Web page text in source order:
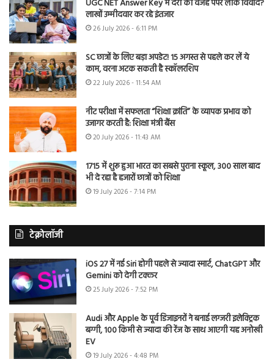
UGC NET Answer Key में देरी की वजह पेपर लीक विवाद?
लाखों उम्मीदवार कर रहे इंतजार
26 July 2026 - 6:11 PM
SC छात्रों के लिए बड़ा अपडेट! 15 अगस्त से पहले कर लें ये
काम, वरना अटक सकती है स्कॉलरशिप
22 July 2026 - 11:54 AM
नीट परीक्षा में सफलता “शिक्षा क्रांति” के व्यापक प्रभाव को
उजागर करती है: शिक्षा मंत्री बैंस
20 July 2026 - 11:43 AM
1715 में शुरू हुआ भारत का सबसे पुराना स्कूल, 300 साल बाद
भी दे रहा है हजारों छात्रों को शिक्षा
19 July 2026 - 7:14 PM
टेक्नोलॉजी
iOS 27 में नई Siri होगी पहले से ज्यादा स्मार्ट, ChatGPT और
Gemini को देगी टक्कर
25 July 2026 - 7:52 PM
Audi और Apple के पूर्व डिजाइनरों ने बनाई लग्जरी इलेक्ट्रिक
बग्गी, 100 किमी से ज्यादा की रेंज के साथ आएगी यह अनोखी
EV
19 July 2026 - 4:48 PM